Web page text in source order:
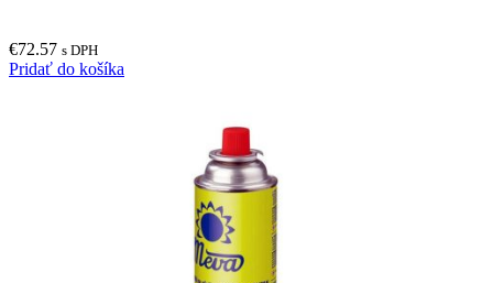
€72.57 s DPH
Pridať do košíka